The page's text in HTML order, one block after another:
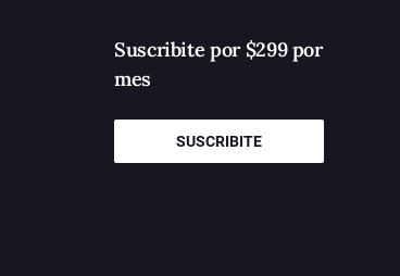
Suscribite por $299 por
mes
SUSCRIBITE